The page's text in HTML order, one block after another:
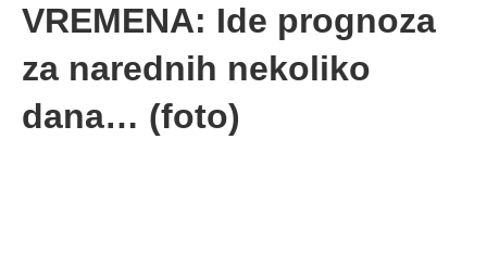
VREMENA: Ide prognoza
za narednih nekoliko
dana… (foto)